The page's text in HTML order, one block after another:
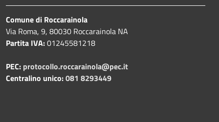
Comune di Roccarainola
Via Roma, 9, 80030 Roccarainola NA
Partita IVA:01245581218
PEC: protocollo.roccarainola@pec.it
Centralino unico:081 8293449